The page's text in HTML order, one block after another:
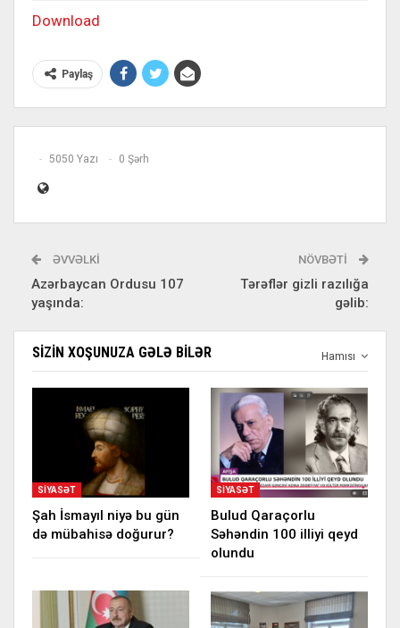
Download
Paylaş
5050 Yazı 0 Şərh
ƏVVƏLKI
Azərbaycan Ordusu 107
yaşında:
NÖVBƏTI
Tərəflər gizli razılığa
gəlib:
Hamısı
SIZIN XOŞUNUZA GƏLƏ BILƏR
SIYASƏT
Şah İsmayıl niyə bu gün
də mübahisə doğurur?
SIYASƏT
Bulud Qaraçorlu
Səhəndin 100 illiyi qeyd
olundu